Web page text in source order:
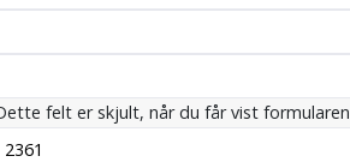
felt er skjult, når du får vist formularen